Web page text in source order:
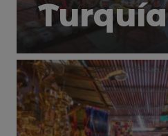
Turquía